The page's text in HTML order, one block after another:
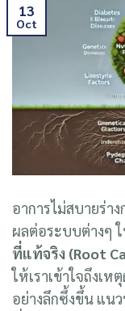
13
Oct
อาการไม่สบายร่า
ผลต่อระบบต่างๆ ใ
ที่แท้จริง (Root
ให้เราเข้าใจถึงเห
อย่างลึกซึ้งขึ้น แน